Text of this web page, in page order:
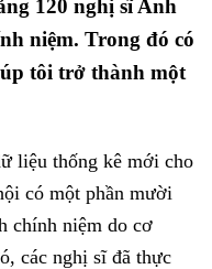
120 nghị sĩ Anh
niệm. Trong đó có
tôi trở thành một
liệu thống kê mới cho
có một phần mười
chính niệm do cơ
các nghị sĩ đã thực